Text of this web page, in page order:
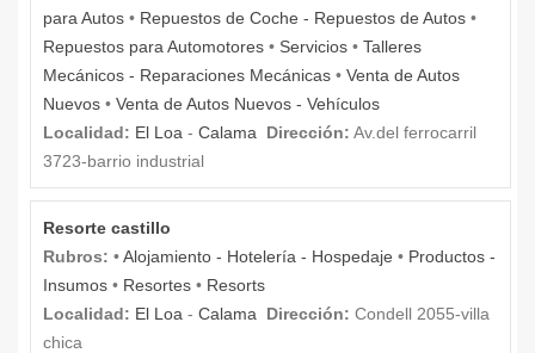
para Autos • Repuestos de Coche - Repuestos de Autos •
Repuestos para Automotores • Servicios • Talleres
Mecánicos - Reparaciones Mecánicas • Venta de Autos
Nuevos • Venta de Autos Nuevos - Vehículos
Localidad: El Loa - Calama Dirección: Av.del ferrocarril
3723-barrio industrial
Resorte castillo
Rubros: •Alojamiento - Hotelería - Hospedaje • Productos -
Insumos • Resortes • Resorts
Localidad: El Loa - Calama Dirección: Condell 2055-villa
chica